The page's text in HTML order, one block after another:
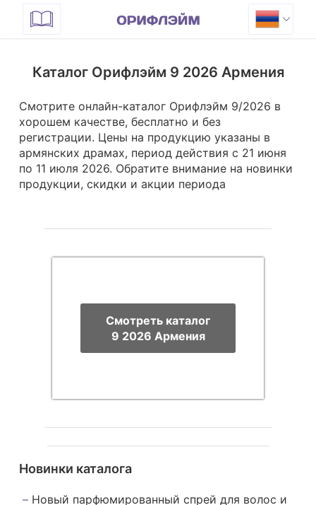
Каталог Орифлэйм 9 2026 Армения
Смотрите онлайн-каталог Орифлэйм 9/2026 в
хорошем качестве, бесплатно и без
регистрации. Цены на продукцию указаны в
армянских драмах, период действия с 21 июня
по 11 июля 2026. Обратите внимание на новинки
продукции, скидки и акции периода
Смотреть каталог
9 2026 Армения
Новинки каталога
Новый парфюмированный спрей для волос и